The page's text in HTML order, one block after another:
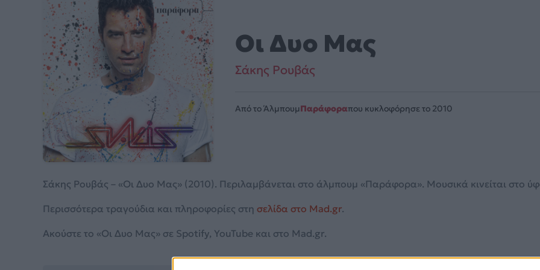
Οι Δυο Μας
Σάκης Ρουβάς
Από το ΆλμπουμΠαράφοραπου κυκλοφόρησε το 2010
Σάκης Ρουβάς – «Οι Δυο Μας» (2010). Περιλαμβάνεται στο άλμπουμ «Παράφορα». Μουσικά κινείται στο
Περισσότερα τραγούδια και πληροφορίες στη σελίδα στο Mad.gr.
Ακούστε το «Οι Δυο Μας» σε Spotify, YouTube και στο Mad.gr.